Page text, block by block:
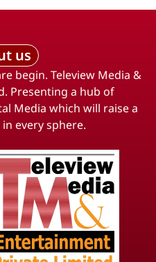
us
begin. Teleview Media &
Presenting a hub of
Media which will raise a
every sphere.